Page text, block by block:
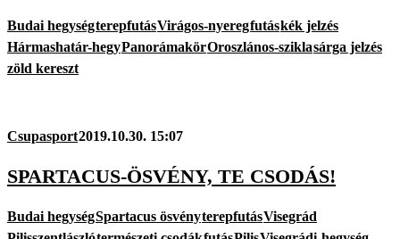
Budai hegységterepfutásVirágos-nyeregfutáskék jelzés
Hármashatár-hegyPanorámakörOroszlános-sziklasárga jelzés
zöld kereszt
Csupasport2019.10.30. 15:07
SPARTACUS-ÖSVÉNY, TE CSODÁS!
Budai hegységSpartacus ösvényterepfutásVisegrád